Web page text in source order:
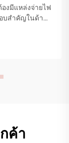
องมีแหล่งจ่ายไฟ
บสำคัญในด้าน
ค้า